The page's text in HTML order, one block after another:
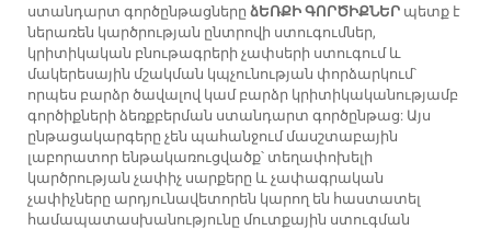
ստանդարտ գործընթացները ձԵՌՔԻ ԳՈՐԾԻՔՆԵՐ պետք է
ներառեն կարծրության ընտրովի ստուգումներ,
կրիտիկական բնութագրերի չափսերի ստուգում և
մակերեսային մշակման կպչունության փորձարկում՝
որպես բարձր ծավալով կամ բարձր կրիտիկականությամբ
գործիքների ձեռքբերման ստանդարտ գործընթաց: Այս
ընթացակարգերը չեն պահանջում մասշտաբային
լաբորատոր ենթակառուցվածք՝ տեղափոխելի
կարծրության չափիչ սարքերը և չափագրական
չափիչները արդյունավետորեն կարող են հաստատել
համապատասխանությունը մուտքային ստուգման